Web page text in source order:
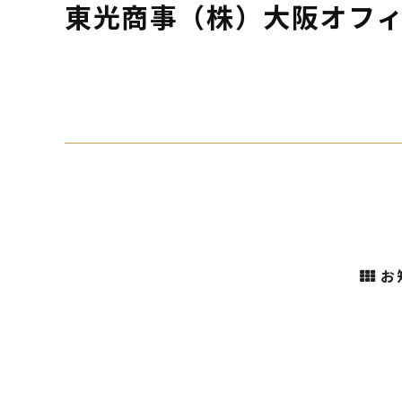
東光商事（株）大阪オフ
お